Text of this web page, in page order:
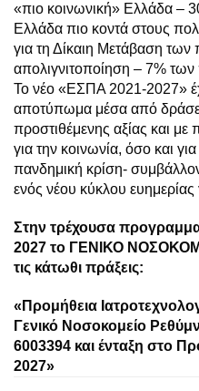
«πιο κοινωνική» Ελλάδα –
Ελλάδα πιο κοντά στους
για τη Δίκαιη Μετάβαση των
απολιγνιτοποίηση – 7%
Το νέο «ΕΣΠΑ 2021-2027»
αποτύπωμα μέσα από
προστιθέμενης αξίας και
για την κοινωνία, όσο και
πανδημική κρίση-
ενός νέου κύκλου ευημερίας
Στην τρέχουσα
2027 το ΓΕΝΙΚΟ
τις κάτωθι πράξεις:
«Προμήθεια
Γενικό Νοσοκομείο
6003394 και ένταξη στο
2027»